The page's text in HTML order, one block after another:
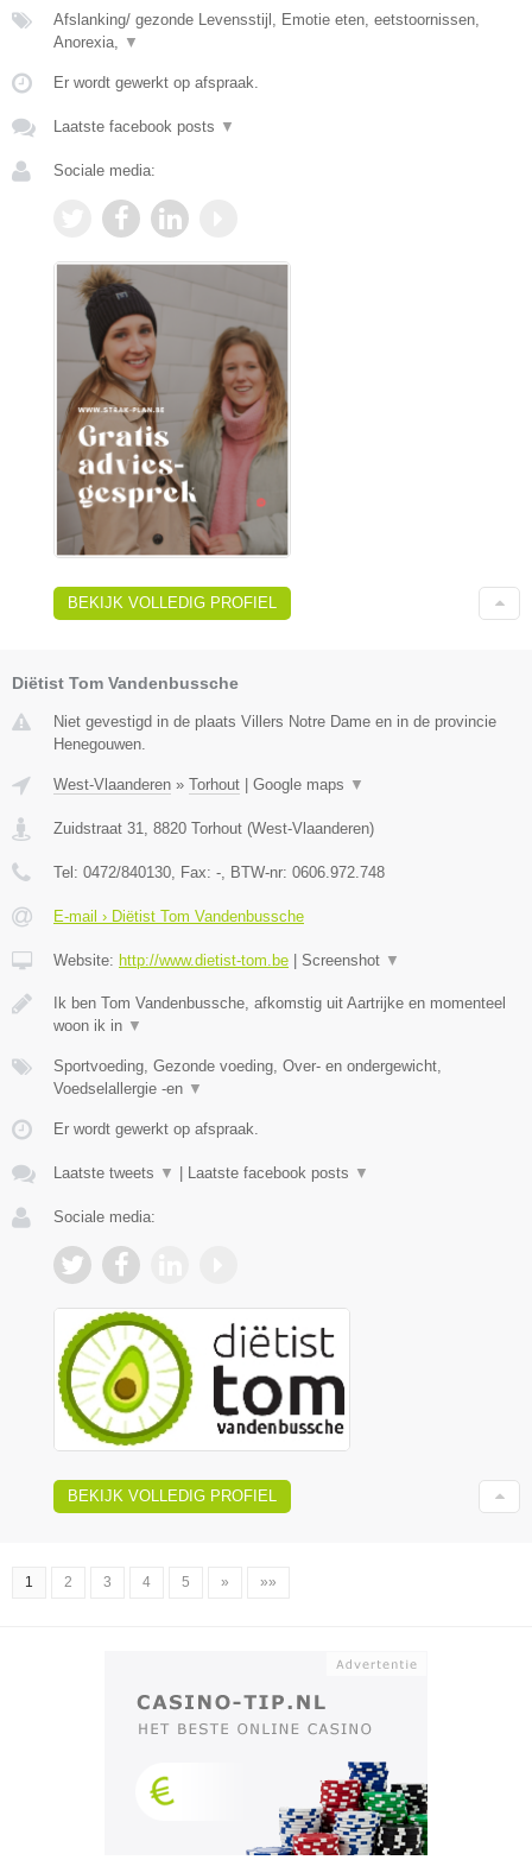
Afslanking/ gezonde Levensstijl, Emotie eten, eetstoornissen,
Anorexia, ▼
Er wordt gewerkt op afspraak.
Laatste facebook posts ▼
Sociale media:
BEKIJK VOLLEDIG PROFIEL
Diëtist Tom Vandenbussche
Niet gevestigd in de plaats Villers Notre Dame en in de provincie
Henegouwen.
West-Vlaanderen » Torhout | Google maps ▼
Zuidstraat 31 8820 Torhout (West-Vlaanderen)
Tel: 0472/840130 , Fax: - , BTW-nr: 0606.972.748
E-mail › Diëtist Tom Vandenbussche
Website: http://www.dietist-tom.be | Screenshot ▼
Ik ben Tom Vandenbussche, afkomstig uit Aartrijke en momenteel
woon ik in ▼
Sportvoeding, Gezonde voeding, Over- en ondergewicht,
Voedselallergie -en ▼
Er wordt gewerkt op afspraak.
Laatste tweets ▼ | Laatste facebook posts ▼
Sociale media:
BEKIJK VOLLEDIG PROFIEL
1 2 3 4 5 » »»